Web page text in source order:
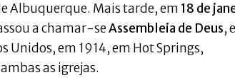
Albuquerque. Mais tarde, em 18 de
a chamar-seAssembleia de Deus,
Unidos, em 1914, em Hot Springs,
as igrejas.